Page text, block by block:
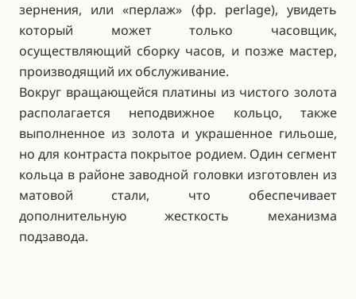
зернения, или «перлаж» (фр. perlage), увидеть
который может только часовщик,
осуществляющий сборку часов, и позже мастер,
производящий их обслуживание.
Вокруг вращающейся платины из чистого золота
располагается неподвижное кольцо, также
выполненное из золота и украшенное гильоше,
но для контраста покрытое родием. Один сегмент
кольца в районе заводной головки изготовлен из
матовой стали, что обеспечивает
дополнительную жесткость механизма
подзавода.